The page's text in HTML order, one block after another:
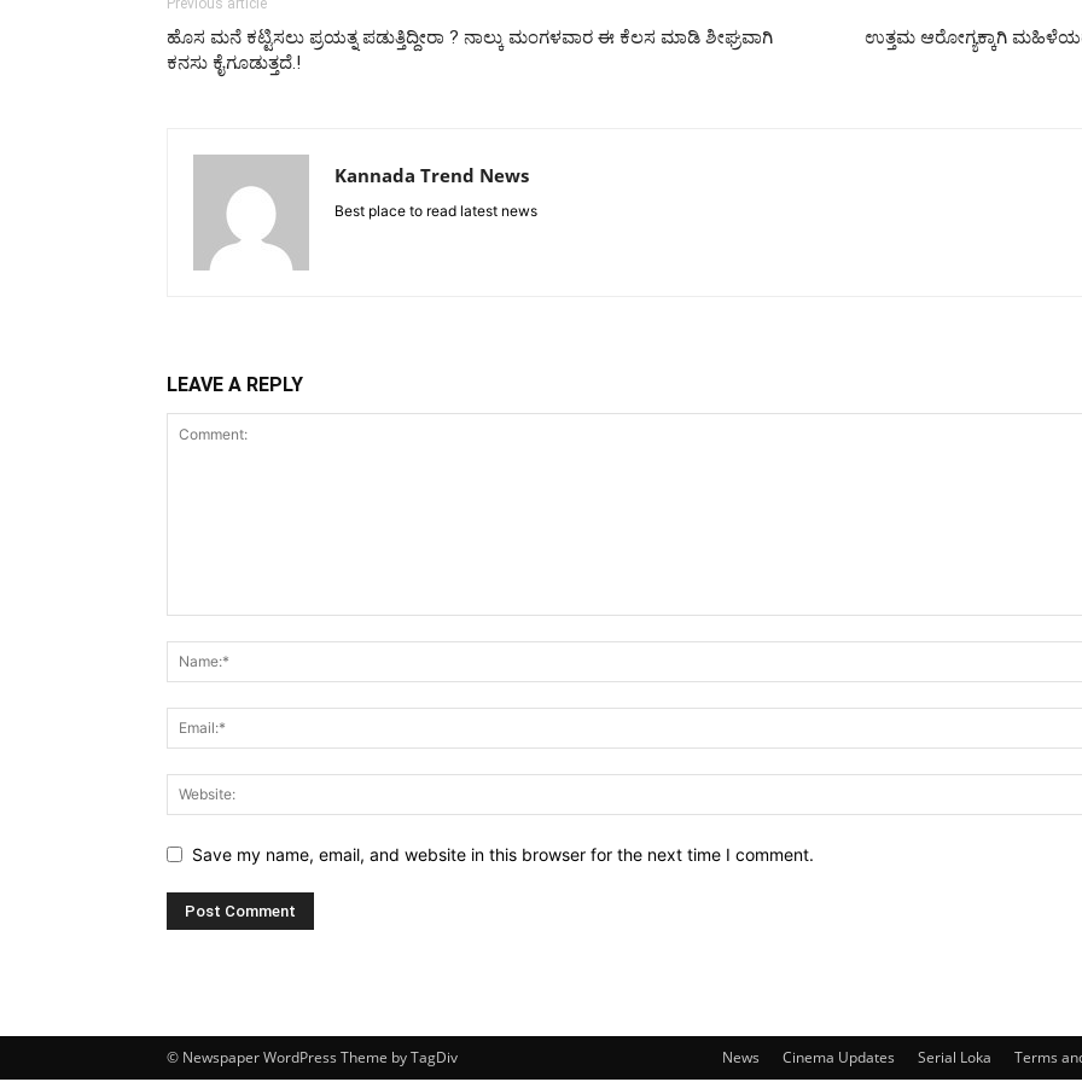
ಹೊಸ ಮನೆ ಕಟ್ಟಿಸಲು ಪ್ರಯತ್ನ ಪಡುತ್ತಿದ್ದೀರಾ ? ನಾಲ್ಕು ಮಂಗಳವಾರ ಈ ಕೆಲಸ ಮಾಡಿ ಶೀಘ್ರವಾಗಿ
ಕನಸು ಕೈಗೂಡುತ್ತದೆ.!
ಉತ್ತಮ ಆರೋಗ್ಯಕ್ಕಾಗಿ
Kannada Trend News
Best place to read latest news
LEAVE A REPLY
Save my name, email, and website in this browser for the next time I comment.
News Cinema Updates Serial Loka Terms
© Newspaper WordPress Theme by TagDiv